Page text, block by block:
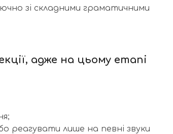
зі складними граматичними
адже на цьому етапі
реагувати лише на певні звуки